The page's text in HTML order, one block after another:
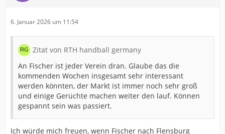
6. Januar 2026 um 11:54
Zitat von RTH handball germany
An Fischer ist jeder Verein dran. Glaube das die
kommenden Wochen insgesamt sehr interessant
werden könnten, der Markt ist immer noch sehr groß
und einige Gerüchte machen weiter den lauf. Können
gespannt sein was passiert.
Ich würde mich freuen, wenn Fischer nach Flensburg